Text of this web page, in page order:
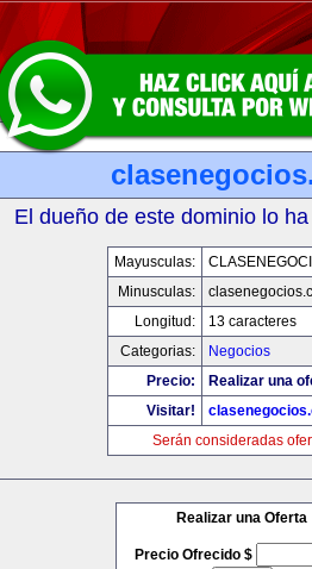
El dueño de este dominio lo
Mayusculas:
Minusculas:
Longitud:
13 caracteres
Categorias:
Negocios
Precio:
Realizar una
Visitar!
Serán consideradas
Realizar una Oferta
Precio Ofrecido $